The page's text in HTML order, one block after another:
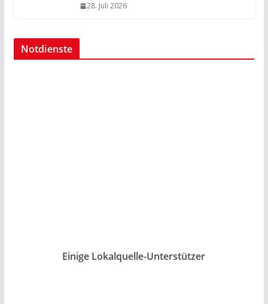
28. Juli 2026
Notdienste
Einige Lokalquelle-Unterstützer